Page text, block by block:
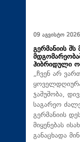
09 აგვისტო
გერმანიის
ჰიბრიდული
„ჩვენ არ
ჯაშუშობა,
საგარეო
გერმანიის
მიყენებას
განაცხადა